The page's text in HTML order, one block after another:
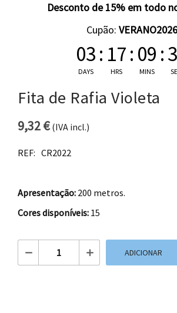
Desconto de 15% em todo
Cupão: VERANO2026
03
DAYS
: 17
HRS
: 09
MINS
:
Fita de Rafia Violeta
9,32€(IVA incl.)
REF: CR2022
Apresentação: 200 metros.
Cores disponíveis: 15
Quantidade de Fita de Rafia Violeta
ADICIONAR